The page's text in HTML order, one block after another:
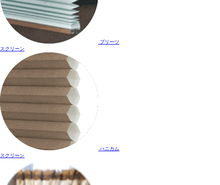
プリーツ
スクリーン
ハニカム
スクリーン